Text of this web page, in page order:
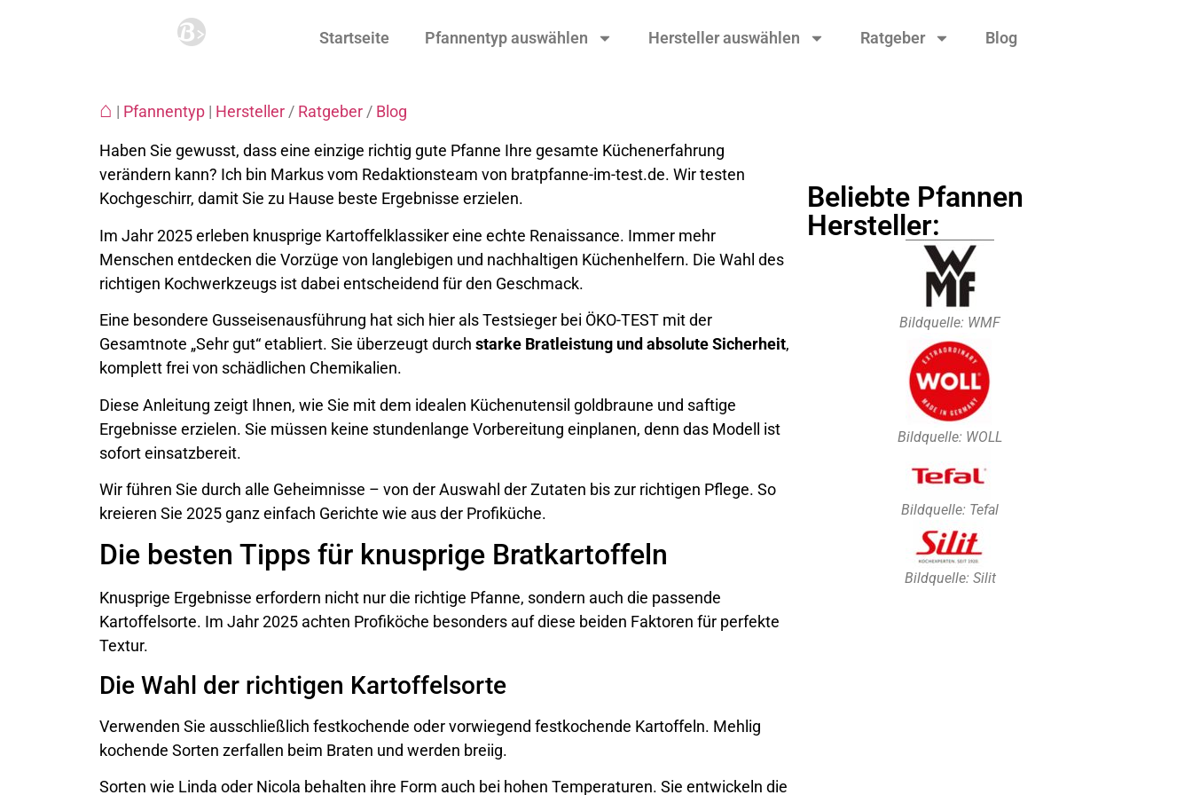
Startseite Pfannentyp auswählen Hersteller auswählen Ratgeber Blog
⌂ | Pfannentyp | Hersteller / Ratgeber / Blog
Haben Sie gewusst, dass eine einzige richtig gute Pfanne Ihre gesamte Küchenerfahrung
verändern kann? Ich bin Markus vom Redaktionsteam von bratpfanne-im-test.de. Wir testen
Kochgeschirr, damit Sie zu Hause beste Ergebnisse erzielen.
Im Jahr 2025 erleben knusprige Kartoffelklassiker eine echte Renaissance. Immer mehr
Menschen entdecken die Vorzüge von langlebigen und nachhaltigen Küchenhelfern. Die Wahl des
richtigen Kochwerkzeugs ist dabei entscheidend für den Geschmack.
Eine besondere Gusseisenausführung hat sich hier als Testsieger bei ÖKO-TEST mit der
Gesamtnote „Sehr gut“ etabliert. Sie überzeugt durch starke Bratleistung und absolute Sicherheit,
komplett frei von schädlichen Chemikalien.
Diese Anleitung zeigt Ihnen, wie Sie mit dem idealen Küchenutensil goldbraune und saftige
Ergebnisse erzielen. Sie müssen keine stundenlange Vorbereitung einplanen, denn das Modell ist
sofort einsatzbereit.
Wir führen Sie durch alle Geheimnisse – von der Auswahl der Zutaten bis zur richtigen Pflege. So
kreieren Sie 2025 ganz einfach Gerichte wie aus der Profiküche.
Die besten Tipps für knusprige Bratkartoffeln
Knusprige Ergebnisse erfordern nicht nur die richtige Pfanne, sondern auch die passende
Kartoffelsorte. Im Jahr 2025 achten Profiköche besonders auf diese beiden Faktoren für perfekte
Textur.
Die Wahl der richtigen Kartoffelsorte
Verwenden Sie ausschließlich festkochende oder vorwiegend festkochende Kartoffeln. Mehlig
kochende Sorten zerfallen beim Braten und werden breiig.
Sorten wie Linda oder Nicola behalten ihre Form auch bei hohen Temperaturen. Sie entwickeln die
Beliebte Pfannen
Hersteller:
Bildquelle: WMF
Bildquelle: WOLL
Bildquelle: Tefal
Bildquelle: Silit